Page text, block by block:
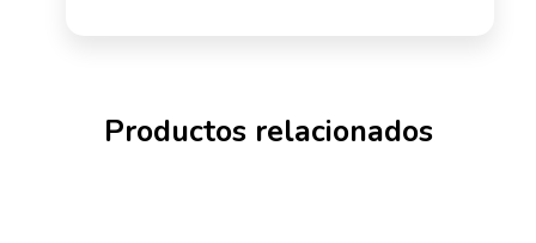
Productos relacionados